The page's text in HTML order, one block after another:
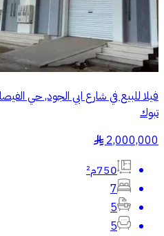
فيلا للبيع في شارع ابي الجود, حي
تبوك
2,000,000
§
750م²
7
5
5